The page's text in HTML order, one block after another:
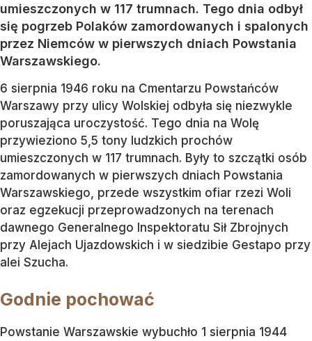
umieszczonych w 117 trumnach. Tego dnia odbył
się pogrzeb Polaków zamordowanych i spalonych
przez Niemców w pierwszych dniach Powstania
Warszawskiego.
6 sierpnia 1946 roku na Cmentarzu Powstańców
Warszawy przy ulicy Wolskiej odbyła się niezwykle
poruszająca uroczystość. Tego dnia na Wolę
przywieziono 5,5 tony ludzkich prochów
umieszczonych w 117 trumnach. Były to szczątki osób
zamordowanych w pierwszych dniach Powstania
Warszawskiego, przede wszystkim ofiar rzezi Woli
oraz egzekucji przeprowadzonych na terenach
dawnego Generalnego Inspektoratu Sił Zbrojnych
przy Alejach Ujazdowskich i w siedzibie Gestapo przy
alei Szucha.
Godnie pochować
Powstanie Warszawskie wybuchło 1 sierpnia 1944